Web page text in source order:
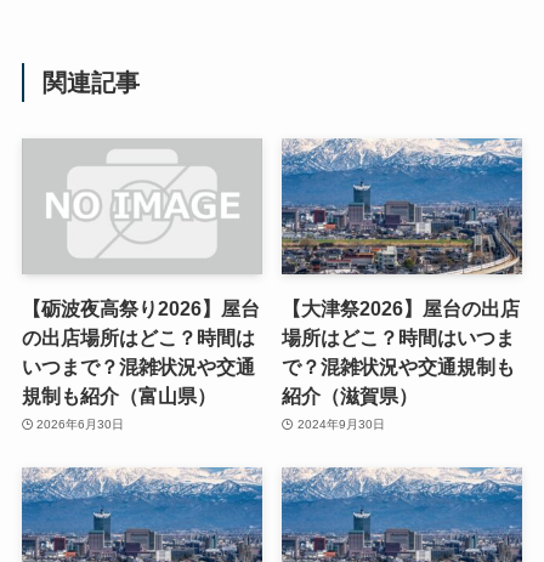
関連記事
【砺波夜高祭り2026】屋台
の出店場所はどこ？時間は
いつまで？混雑状況や交通
規制も紹介（富山県）
2026年6月30日
【大津祭2026】屋台の出店
場所はどこ？時間はいつま
で？混雑状況や交通規制も
紹介（滋賀県）
2024年9月30日